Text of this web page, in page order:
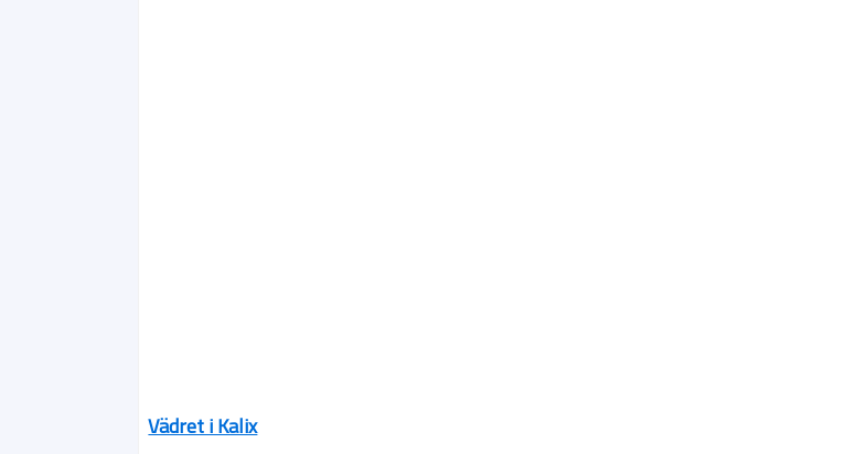
Vädret i Kalix